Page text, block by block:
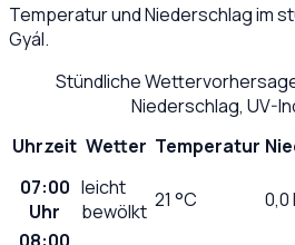
Temperatur und Niederschlag im
Gyál.
Stündliche
Niederschlag, UV-
Uhrzeit Wetter Temperatur
07:00
Uhr
leicht
bewölkt 21 °C 0,0